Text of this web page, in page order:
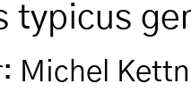
typicus
Michel